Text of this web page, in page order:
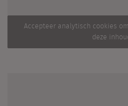
Accepteer analytisch cookies
deze